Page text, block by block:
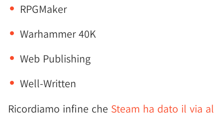
RPGMaker
Warhammer 40K
Web Publishing
Well-Written
Ricordiamo infine che Steam ha dato il via al